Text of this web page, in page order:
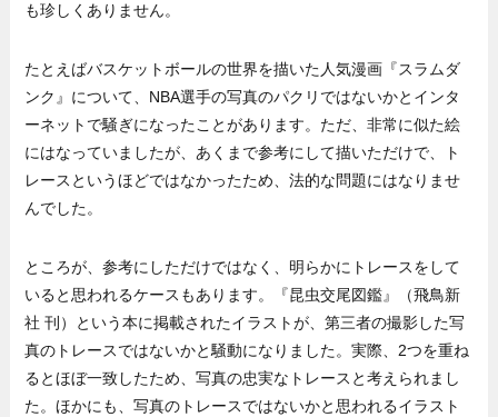
も珍しくありません。
たとえばバスケットボールの世界を描いた人気漫画『スラムダ
ンク』について、NBA選手の写真のパクリではないかとインタ
ーネットで騒ぎになったことがあります。ただ、非常に似た絵
にはなっていましたが、あくまで参考にして描いただけで、ト
レースというほどではなかったため、法的な問題にはなりませ
んでした。
ところが、参考にしただけではなく、明らかにトレースをして
いると思われるケースもあります。『昆虫交尾図鑑』（飛鳥新
社 刊）という本に掲載されたイラストが、第三者の撮影した写
真のトレースではないかと騒動になりました。実際、2つを重ね
るとほぼ一致したため、写真の忠実なトレースと考えられまし
た。ほかにも、写真のトレースではないかと思われるイラスト